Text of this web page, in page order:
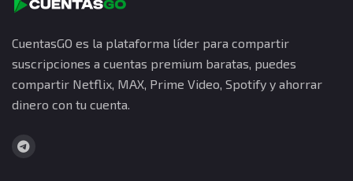
CuentasGO es la plataforma líder para compartir
suscripciones a cuentas premium baratas, puedes
compartir Netflix, MAX, Prime Video, Spotify y ahorrar
dinero con tu cuenta.